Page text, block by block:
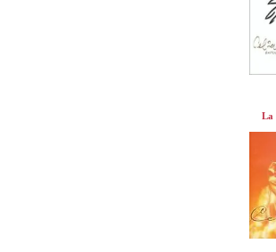
La